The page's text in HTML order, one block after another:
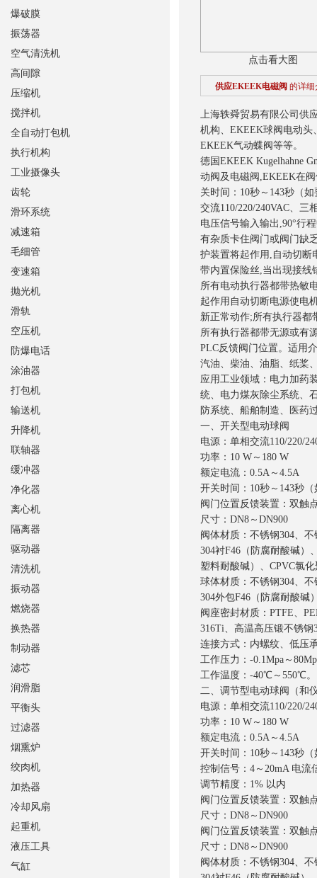
点击看大图
供应EKEEK电磁阀 的详细
上海轶舜贸易有限公司供
机构、EKEEK球阀电动
EKEEK气动蝶阀等等。
德国EKEEK Kugelhahne
动阀及电磁阀,EKEEK在
关时间：10秒～143秒（
交流110/220/240VAC、三
电压信号输入输出,90°行
有杂质卡住阀门或阀门缺
护装置将起作用,自动切断
带内置保险丝,当出现接线
所有电动执行器都带热敏
起作用自动切断电源使电
新正常动作;所有执行器都
所有执行器都带无源或有
PLC反馈阀门位置。适用
汽油、柴油、油脂、纸桨
应用工业领域：电力加药
统、电力煤灰除尘系统、
防系统、船舶制造、医药
一、开关型电动球阀
电源：单相交流110/220/
功率：10 W～180 W
额定电流：0.5A～4.5A
开关时间：10秒～143秒
阀门位置反馈装置：双触
尺寸：DN8～DN900
阀体材质：不锈钢304、
304衬F46（防腐耐酸碱）
塑料耐酸碱）、CPVC氯
球体材质：不锈钢304、
304外包F46（防腐耐酸碱
阀座密封材质：PTFE、
316Ti、高温高压锻不锈
连接方式：内螺纹、低压
工作压力：-0.1Mpa～
工作温度：-40℃～550℃
二、调节型电动球阀（和
电源：单相交流110/220/
功率：10 W～180 W
额定电流：0.5A～4.5A
开关时间：10秒～143秒
控制信号：4～20mA 电流
调节精度：1% 以内
阀门位置反馈装置：双触
尺寸：DN8～DN900
阀门位置反馈装置：双触
尺寸：DN8～DN900
阀体材质：不锈钢304、
爆破膜
振荡器
空气清洗机
高间隙
压缩机
搅拌机
全自动打包机
执行机构
工业摄像头
齿轮
滑环系统
减速箱
毛细管
变速箱
抛光机
滑轨
空压机
防爆电话
涂油器
打包机
输送机
升降机
联轴器
缓冲器
净化器
离心机
隔离器
驱动器
清洗机
振动器
燃烧器
换热器
制动器
滤芯
润滑脂
平衡头
过滤器
烟熏炉
绞肉机
加热器
冷却风扇
起重机
液压工具
气缸